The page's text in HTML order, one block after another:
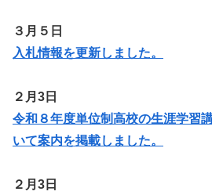
３月５日
入札情報を更新しま した。
２月3日
令和８年度単位制高校の生涯学習
いて案内を掲載しました。
２月3日